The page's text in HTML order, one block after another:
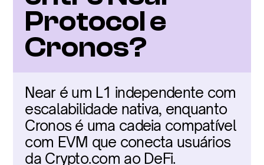
Protocol e
Cronos?
Near é um L1 independente com
escalabilidade nativa, enquanto
Cronos é uma cadeia compatível
com EVM que conecta usuários
da Crypto.com ao DeFi.